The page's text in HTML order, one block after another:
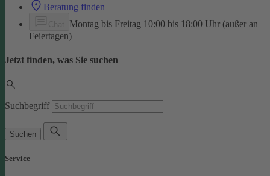
Beratung finden
Montag bis Freitag 10:00 bis 18:00 Uhr (außer an
Feiertagen)
Jetzt finden, was Sie suchen
Suchbegriff
Suchen
Service